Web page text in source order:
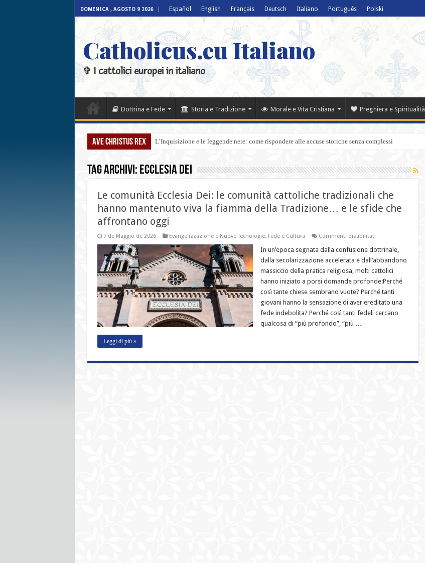
DOMENICA , AGOSTO 9 2026 Español English Français Deutsch Italiano Português Polski
Catholicus.eu Italiano
✞ I cattolici europei in italiano
Dottrina e Fede Storia e Tradizione Morale e Vita Cristiana Preghiera e Spiritualità
Ave Christus Rex L’Inquisizione e le leggende nere: come rispondere alle accuse storiche senza complessi
Tag Archivi: Ecclesia Dei
Le comunità Ecclesia Dei: le comunità cattoliche tradizionali che
hanno mantenuto viva la fiamma della Tradizione… e le sfide che
affrontano oggi
7 de Maggio de 2026 Evangelizzazione e Nuove Tecnologie, Fede e Cultura Commenti disabilitatisu
comunità
Dei:
le
comunità
cattoliche
tradizionali
che
hanno
viva
sfide
In un’epoca segnata dalla confusione dottrinale,
dalla secolarizzazione accelerata e dall’abbandono
massiccio della pratica religiosa, molti cattolici
hanno iniziato a porsi domande profonde:Perché
così tante chiese sembrano vuote? Perché tanti
giovani hanno la sensazione di aver ereditato una
fede indebolita? Perché così tanti fedeli cercano
qualcosa di “più profondo”, “più …
Leggi di più »